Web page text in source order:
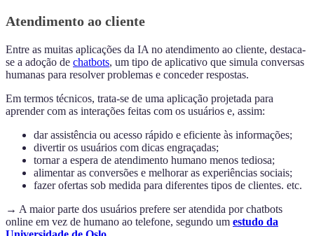
Atendimento ao cliente
Entre as muitas aplicações da IA no atendimento ao cliente, destaca-
se a adoção de chatbots, um tipo de aplicativo que simula conversas
humanas para resolver problemas e conceder respostas.
Em termos técnicos, trata-se de uma aplicação projetada para
aprender com as interações feitas com os usuários e, assim:
dar assistência ou acesso rápido e eficiente às informações;
divertir os usuários com dicas engraçadas;
tornar a espera de atendimento humano menos tediosa;
alimentar as conversões e melhorar as experiências sociais;
fazer ofertas sob medida para diferentes tipos de clientes. etc.
→ A maior parte dos usuários prefere ser atendida por chatbots
online em vez de humano ao telefone, segundo um estudo da